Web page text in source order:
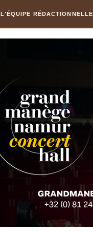
L'ÉQUIPE RÉDACTIONNELLE